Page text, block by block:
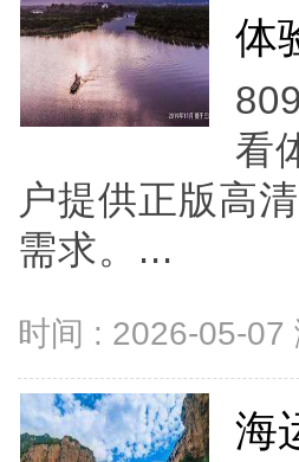
体
看
户提供正版高
需求。...
时间 : 2026-05-07
海